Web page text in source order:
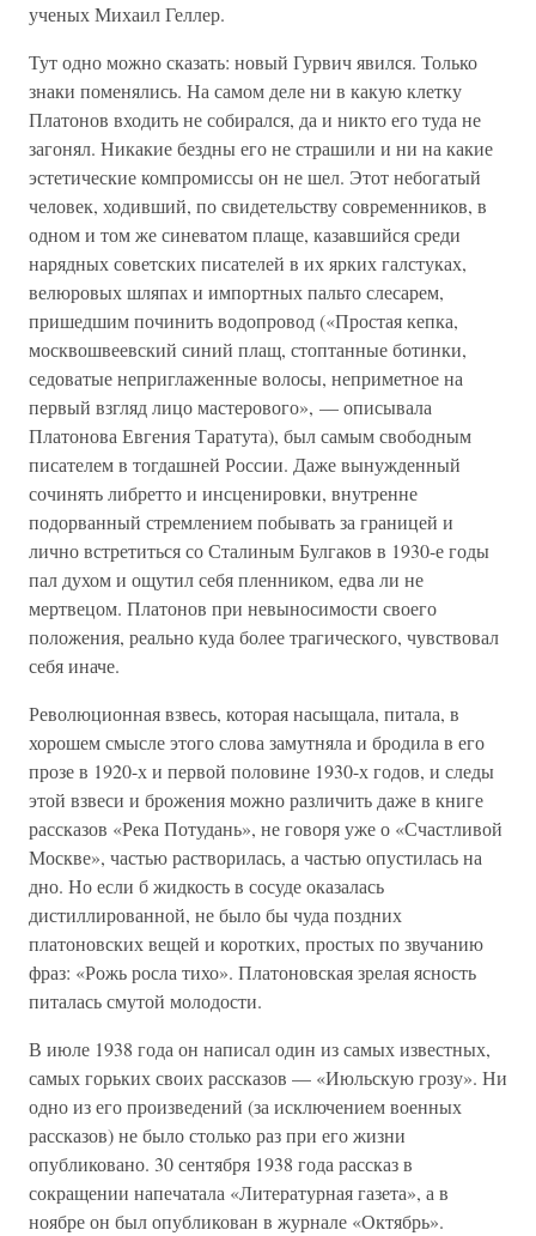
ученых Михаил Геллер.
Тут одно можно сказать: новый Гурвич явился. Только
знаки поменялись. На самом деле ни в какую клетку
Платонов входить не собирался, да и никто его туда не
загонял. Никакие бездны его не страшили и ни на какие
эстетические компромиссы он не шел. Этот небогатый
человек, ходивший, по свидетельству современников, в
одном и том же синеватом плаще, казавшийся среди
нарядных советских писателей в их ярких галстуках,
велюровых шляпах и импортных пальто слесарем,
пришедшим починить водопровод («Простая кепка,
москвошвеевский синий плащ, стоптанные ботинки,
седоватые неприглаженные волосы, неприметное на
первый взгляд лицо мастерового», — описывала
Платонова Евгения Таратута), был самым свободным
писателем в тогдашней России. Даже вынужденный
сочинять либретто и инсценировки, внутренне
подорванный стремлением побывать за границей и
лично встретиться со Сталиным Булгаков в 1930-е годы
пал духом и ощутил себя пленником, едва ли не
мертвецом. Платонов при невыносимости своего
положения, реально куда более трагического, чувствовал
себя иначе.
Революционная взвесь, которая насыщала, питала, в
хорошем смысле этого слова замутняла и бродила в его
прозе в 1920-х и первой половине 1930-х годов, и следы
этой взвеси и брожения можно различить даже в книге
рассказов «Река Потудань», не говоря уже о «Счастливой
Москве», частью растворилась, а частью опустилась на
дно. Но если б жидкость в сосуде оказалась
дистиллированной, не было бы чуда поздних
платоновских вещей и коротких, простых по звучанию
фраз: «Рожь росла тихо». Платоновская зрелая ясность
питалась смутой молодости.
В июле 1938 года он написал один из самых известных,
самых горьких своих рассказов — «Июльскую грозу». Ни
одно из его произведений (за исключением военных
рассказов) не было столько раз при его жизни
опубликовано. 30 сентября 1938 года рассказ в
сокращении напечатала «Литературная газета», а в
ноябре он был опубликован в журнале «Октябрь».